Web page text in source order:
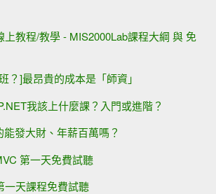
上教程/教學 - MIS2000Lab課程大綱 與 免
？]最昂貴的成本是「師資」
我該上什麼課？入門或進階？
發大財、年薪百萬嗎？
第一天免費試聽
一天課程免費試聽